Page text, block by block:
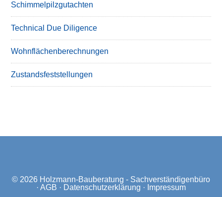
Schimmelpilzgutachten
Technical Due Diligence
Wohnflächenberechnungen
Zustandsfeststellungen
© 2026 Holzmann-Bauberatung - Sachverständigenbüro
· AGB · Datenschutzerklärung · Impressum